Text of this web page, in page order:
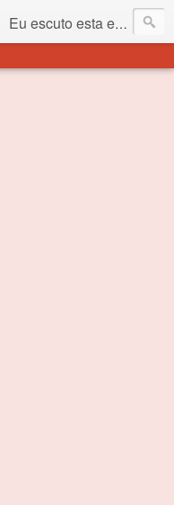
Eu escuto esta expressão "saco de filó" desde criança. Para quem não sabe, filó é um tecido todo furadinho e permite que um saco feito com ele, mesmo que muito exposto ao ar soprado para dentro, nunca vai se encher. Aí está o propósito deste nome... Para viver em sociedade tem que ter saco de filó.